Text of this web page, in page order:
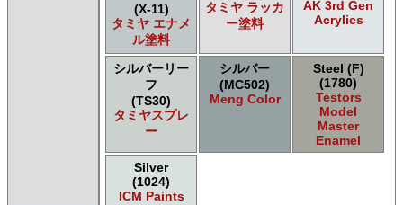
(X-11)
タミヤ エナメ
ル塗料
タミヤ ラッカ
ー塗料
AK 3rd Gen
Acrylics
シルバーリー
フ
(TS30)
タミヤスプレ
ー
シルバー
(MC502)
Meng Color
Steel (F)
(1780)
Testors
Model
Master
Enamel
Silver
(1024)
ICM Paints